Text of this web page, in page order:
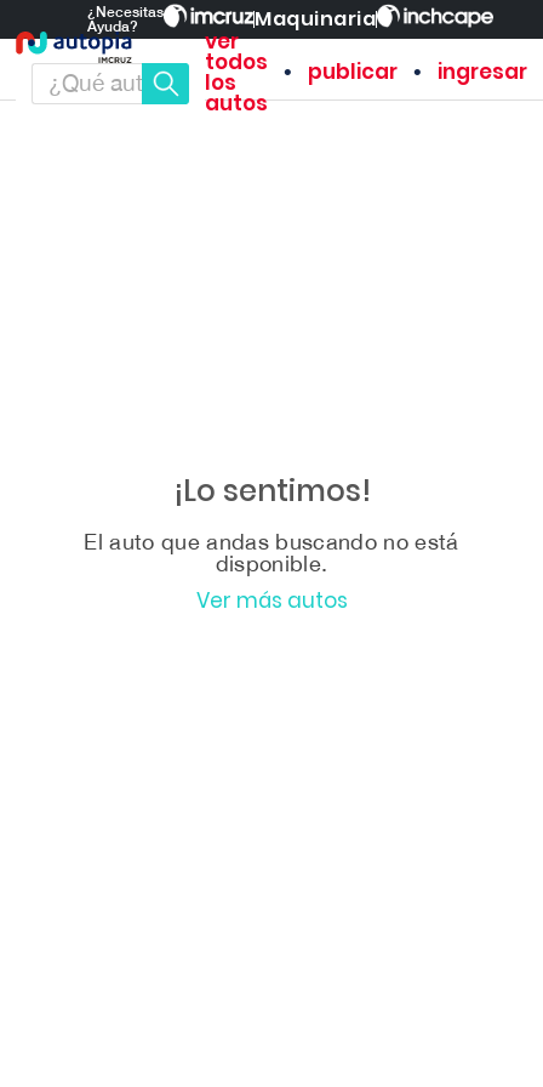
¿Necesitas
Ayuda?
Maquinaria
ver
todos
los
autos
• publicar • ingresar
¡Lo sentimos!
El auto que andas buscando no está
disponible.
Ver más autos